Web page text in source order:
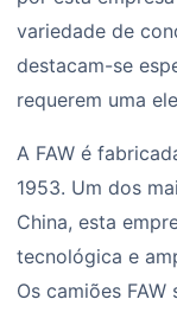
variedade de
destacam-se
requerem uma
A FAW é
1953. Um dos
China, esta
tecnológica e
Os camiões